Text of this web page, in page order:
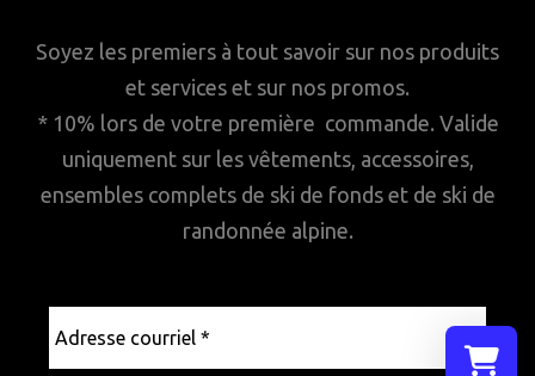
Soyez les premiers à tout savoir sur nos produits
et services et sur nos promos.
* 10% lors de votre première commande. Valide
uniquement sur les vêtements, accessoires,
ensembles complets de ski de fonds et de ski de
randonnée alpine.
courriel
*